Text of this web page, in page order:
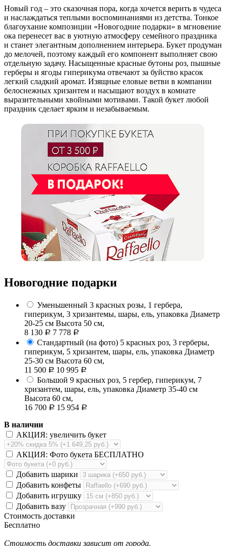
Новый год – это сказочная пора, когда хочется верить в чудеса
и наслаждаться теплыми воспоминаниями из детства. Тонкое
благоухание композиции «Новогодние подарки» в мгновение
ока перенесет вас в уютную атмосферу семейного праздника
и станет элегантным дополнением интерьера. Букет продуман
до мелочей, поэтому каждый его компонент выполняет свою
отдельную задачу. Насыщенные красные бутоны роз, пышные
герберы и ягоды гиперикума отвечают за буйство красок
легкий сладкий аромат. Изящные еловые ветви в компании
белоснежных хризантем и насыщают воздух в комнате
выразительными хвойными мотивами. Такой букет любой
праздник сделает ярким и незабываемым.
Новогодние подарки
Уменьшенный 3 красных розы, 1 гербера,
гиперикум, 3 хризантемы, шары, ель, упаковка Диаметр
20-25 см Высота 50 см,
8 130 Р 7 778 Р
Стандартный (на фото) 5 красных роз, 3 герберы,
гиперикум, 5 хризантем, шары, ель, упаковка Диаметр
25-30 см Высота 60 см,
11 500 Р 10 995 Р
Большой 9 красных роз, 5 гербер, гиперикум, 7
хризантем, шары, ель, упаковка Диаметр 35-40 см
Высота 60 см,
16 700 Р 15 954 Р
В наличии
АКЦИЯ: увеличить букет
АКЦИЯ: Фото букета БЕСПЛАТНО
Добавить шарики
Добавить конфеты
Добавить игрушку
Добавить вазу
Стоимость доставки
Бесплатно
Стоимость доставки зависит от города.